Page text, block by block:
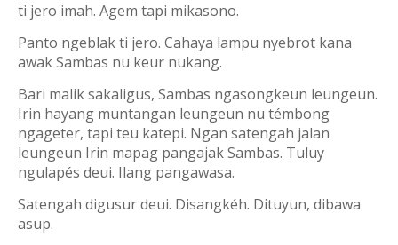
ti jero imah. Agem tapi mikasono.
Panto ngeblak ti jero. Cahaya lampu nyebrot kana
awak Sambas nu keur nukang.
Bari malik sakaligus, Sambas ngasongkeun leungeun.
Irin hayang muntangan leungeun nu témbong
ngageter, tapi teu katepi. Ngan satengah jalan
leungeun Irin mapag pangajak Sambas. Tuluy
ngulapés deui. Ilang pangawasa.
Satengah digusur deui. Disangkéh. Dituyun, dibawa
asup.